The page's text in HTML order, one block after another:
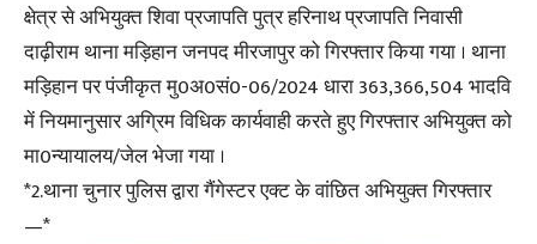
क्षेत्र से अभियुक्त शिवा प्रजापति पुत्र हरिनाथ प्रजापति निवासी
दाढ़ीराम थाना मड़िहान जनपद मीरजापुर को गिरफ्तार किया गया । थाना
मड़िहान पर पंजीकृत मु0अ0सं0-06/2024 धारा 363,366,504 भादवि
में नियमानुसार अग्रिम विधिक कार्यवाही करते हुए गिरफ्तार अभियुक्त को
मा0न्यायालय/जेल भेजा गया ।
*2.थाना चुनार पुलिस द्वारा गैंगेस्टर एक्ट के वांछित अभियुक्त गिरफ्तार
—*